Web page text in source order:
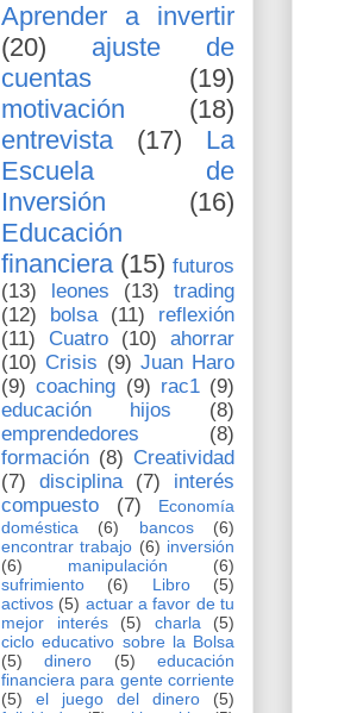
Aprender a invertir
(20)
ajuste de
cuentas
(19)
motivación
(18)
entrevista
(17)
La
Escuela de
Inversión
(16)
Educación
financiera (15) futuros
(13)
leones (13)
trading
(12)
bolsa (11)
reflexión
(11)
Cuatro (10)
ahorrar
(10) Crisis (9) Juan Haro
(9) coaching (9) rac1 (9)
educación hijos
(8)
emprendedores
(8)
formación (8) Creatividad
(7)
disciplina (7)
interés
compuesto
(7)
Economía
doméstica
(6) bancos
(6)
encontrar trabajo (6) inversión
(6)
manipulación
(6)
sufrimiento
(6) Libro
(5)
activos (5) actuar a favor de tu
mejor interés
(5) charla
(5)
ciclo educativo sobre la Bolsa
(5)
dinero (5)
educación
financiera para gente corriente
(5)
el juego del dinero
(5)